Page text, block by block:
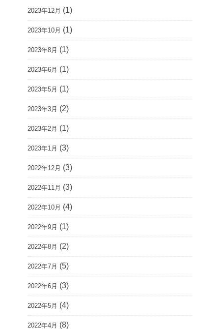
2023年12月 (1)
2023年10月 (1)
2023年8月 (1)
2023年6月 (1)
2023年5月 (1)
2023年3月 (2)
2023年2月 (1)
2023年1月 (3)
2022年12月 (3)
2022年11月 (3)
2022年10月 (4)
2022年9月 (1)
2022年8月 (2)
2022年7月 (5)
2022年6月 (3)
2022年5月 (4)
2022年4月 (8)